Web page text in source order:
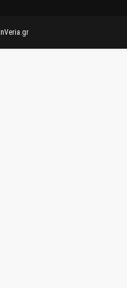
InVeria.gr